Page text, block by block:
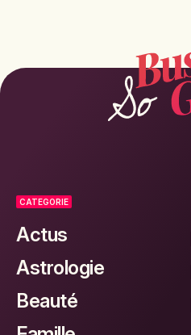
CATEGORIE
Actus
Astrologie
Beauté